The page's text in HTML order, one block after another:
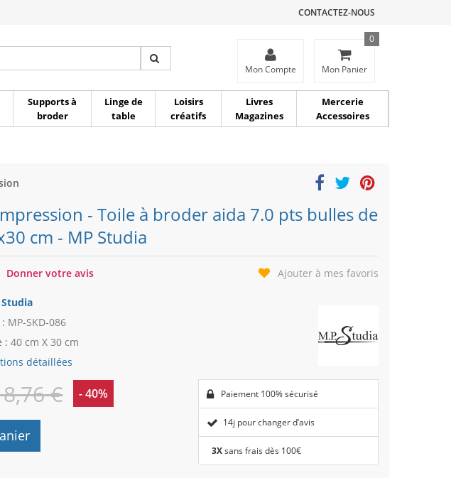
CONTACTEZ-NOUS
Mon Compte Mon Panier
0
Supports à
broder
Linge de
table
Loisirs
créatifs
Livres
Magazines
Mercerie
Accessoires
- Toile à broder aida 7.0 pts bulles de
cm - MP Studia
0
Donner votre avis Ajouter à mes favoris
MP-SKD-086
: 40 cm X 30 cm
détaillées
€ - 40% Paiement 100% sécurisé
14j pour changer d’avis
3Xsans frais dès 100€